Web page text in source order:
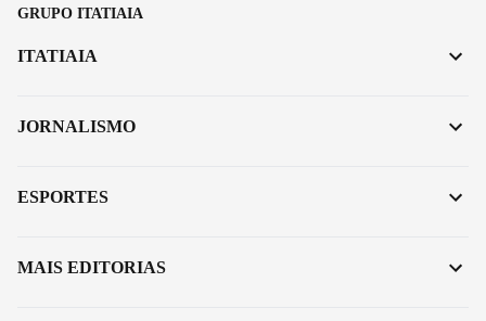
GRUPO ITATIAIA
ITATIAIA
JORNALISMO
ESPORTES
MAIS EDITORIAS